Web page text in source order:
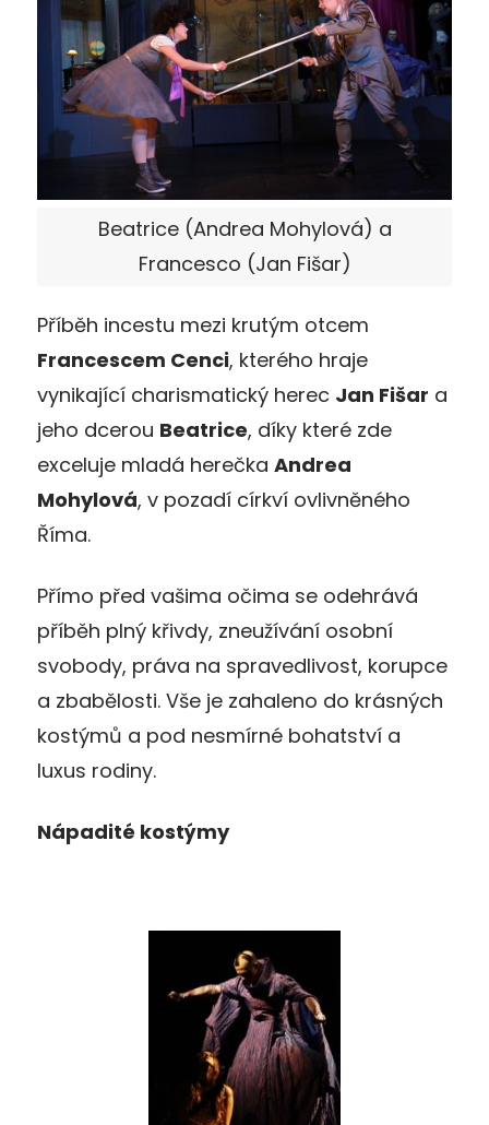
Beatrice (Andrea Mohylová) a
Francesco (Jan Fišar)
Příběh incestu mezi krutým otcem
Francescem Cenci, kterého hraje
vynikající charismatický herec Jan Fišar a
jeho dcerou Beatrice, díky které zde
exceluje mladá herečka Andrea
Mohylová, v pozadí církví ovlivněného
Říma.
Přímo před vašima očima se odehrává
příběh plný křivdy, zneužívání osobní
svobody, práva na spravedlivost, korupce
a zbabělosti. Vše je zahaleno do krásných
kostýmů a pod nesmírné bohatství a
luxus rodiny.
Nápadité kostýmy